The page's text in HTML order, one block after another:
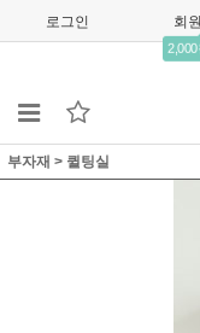
로그인 회
부자재 > 퀼팅실